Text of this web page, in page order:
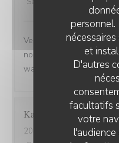
personnel.
et
D'autres
facultatifs
votre
Venue avec des amis de
nous avons beaucoup
waterzoi de poissons
Karine
2025-08-30
- 21:15 -